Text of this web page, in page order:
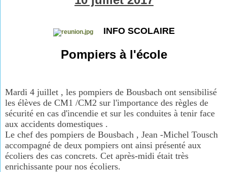
INFO SCOLAIRE
Pompiers à l'école
Mardi 4 juillet , les pompiers de Bousbach ont sensibilisé
les élèves de CM1 /CM2 sur l'importance des règles de
sécurité en cas d'incendie et sur les conduites à tenir face
aux accidents domestiques .
Le chef des pompiers de Bousbach , Jean -Michel Tousch
accompagné de deux pompiers ont ainsi présenté aux
écoliers des cas concrets. Cet après-midi était très
enrichissante pour nos écoliers.